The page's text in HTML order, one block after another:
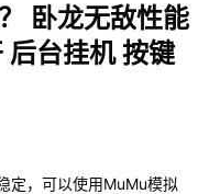
台挂机 按键设置教程
卧龙无敌性能
台挂机 按键
定，可以使用MuMu模拟